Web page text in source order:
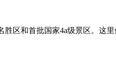
区和首批国家4a级景区。这